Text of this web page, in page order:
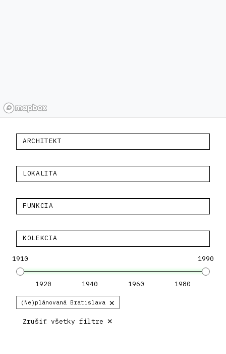
ARCHITEKT
LOKALITA
FUNKCIA
KOLEKCIA
1910 1990
1920 1940 1960 1980
(Ne)plánovaná Bratislava ×
Zrušiť všetky filtre ×